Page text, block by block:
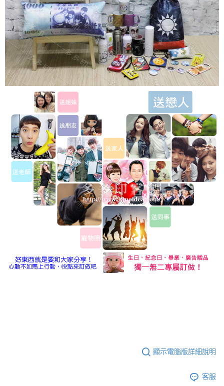
顯示電腦版詳細說明
客服